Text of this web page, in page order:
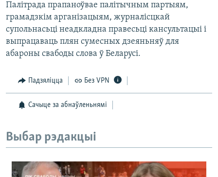
Палітрада прапаноўвае палітычным партыям,
грамадзкім арганізацыям, журналісцкай
супольнасьці неадкладна правесьці кансультацыі і
выпрацаваць плян сумесных дзеяньняў для
абароны свабоды слова ў Беларусі.
Падзяліцца Без VPN
Сачыце за абнаўленьнямі
Выбар рэдакцыі